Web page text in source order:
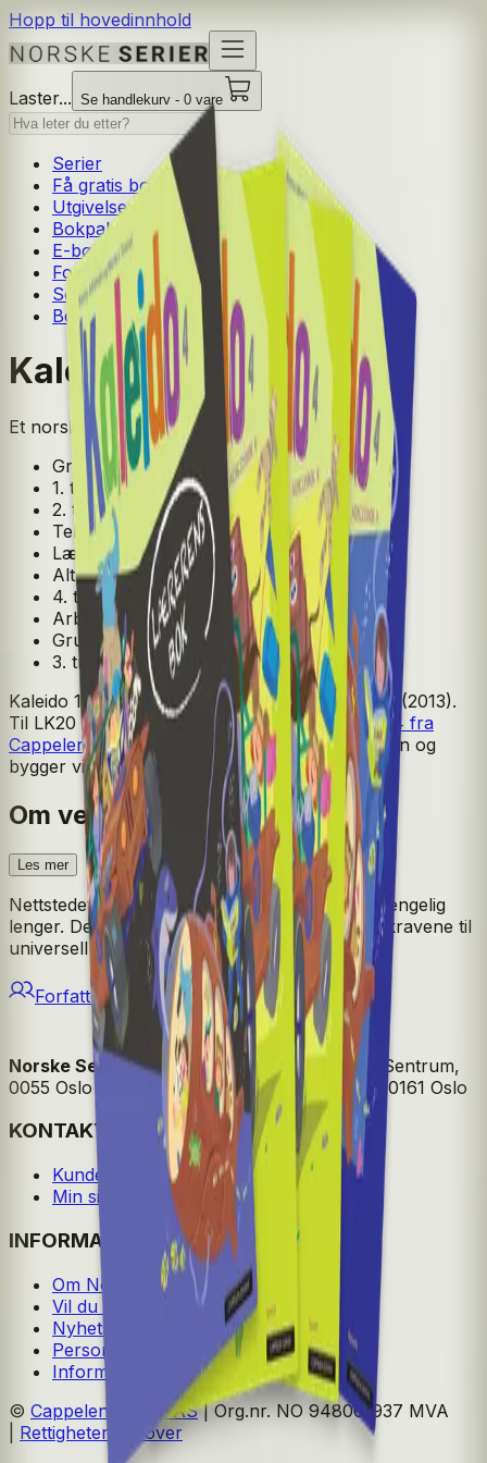
Hopp til hovedinnhold
Laster... Se handlekurv - 0 vare
Serier
Få gratis bok
Utgivelseskalender
Bokpakker
E-bøker
Forfattere
Serieliv
Bokhandel
Kaleido 1-4
Et norskverk som løfter alle
Grunnskole
1. trinn
2. trinn
Tekstbok
Lærerens bok
Alt-i-ett-bok
4. trinn
Arbeidsbok
Grunnbok
3. trinn
Kaleido 1-4 er skrevet til justert versjon av K06 (2013).
Til LK20 blir Kaleido 1-4 erstattet av NORSK 1-4 fra
Cappelen Damm. Det er utviklet til fagfornyelsen og
bygger videre på Kaleido.
Om verket
Les mer
Nettstedet til Kaleido 1-4 er dessverre ikke tilgjengelig
lenger. Det er tatt ned fordi det ikke oppfyller kravene til
universell utforming.
Forfattere og bidragsytere
Norske Serier| Postadresse: Postboks 1900 Sentrum,
0055 Oslo | Besøksadresse: Stortingsgata 28, 0161 Oslo
KONTAKT OSS
Kundeservice
Min side
INFORMASJON
Om Norske Serier
Vil du bli serieforfatter?
Nyhetsbrev
Personvern
Informasjonskapsler
© Cappelen Damm AS| Org.nr. NO 948061937 MVA
Rettigheter og lover